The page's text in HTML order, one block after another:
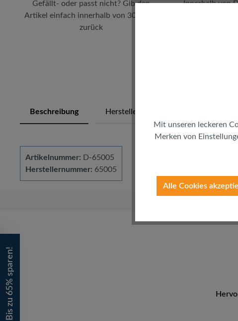
Gefällt- oder passt nicht? Gib den
Artikel einfach innerhalb von 30 Tagen
zurück
Innerhalb von
zahlst du
Beschreibung Herstellerinfos
Artikelnummer: D-65005
Herstellernummer: 65005
Bis zu 65% sparen!
Mit unseren leckeren
Merken von
Alle Cookies